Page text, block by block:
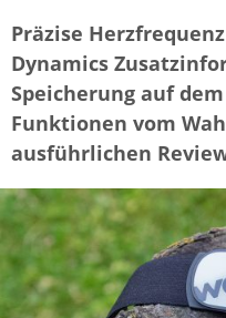
Präzise
Dynamics
Speicherung auf
Funktionen vom
ausführlichen